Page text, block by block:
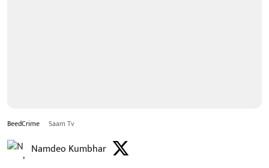
BeedCrime Saam Tv
Namdeo Kumbhar